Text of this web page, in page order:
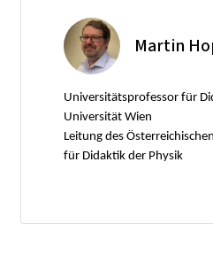
Martin
Universitätsprofessor für
Universität Wien
Leitung des
für Didaktik der Physik